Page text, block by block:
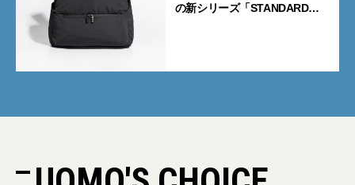
の新シリーズ「STANDARD